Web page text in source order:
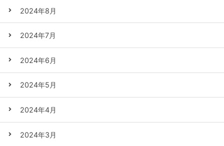
2024年8月
2024年7月
2024年6月
2024年5月
2024年4月
2024年3月